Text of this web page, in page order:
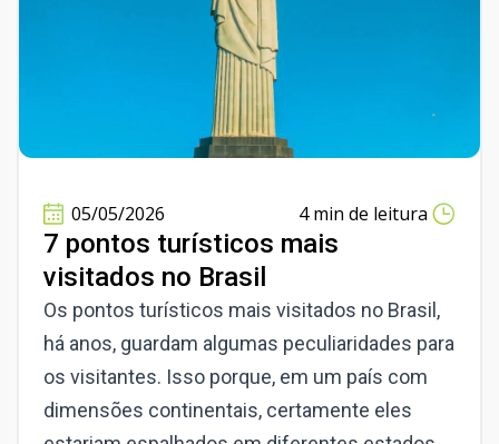
05/05/2026 4 min de leitura
7 pontos turísticos mais
visitados no Brasil
Os pontos turísticos mais visitados no Brasil,
há anos, guardam algumas peculiaridades para
os visitantes. Isso porque, em um país com
dimensões continentais, certamente eles